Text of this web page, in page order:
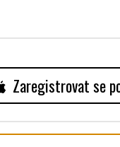
Zaregistrovat se